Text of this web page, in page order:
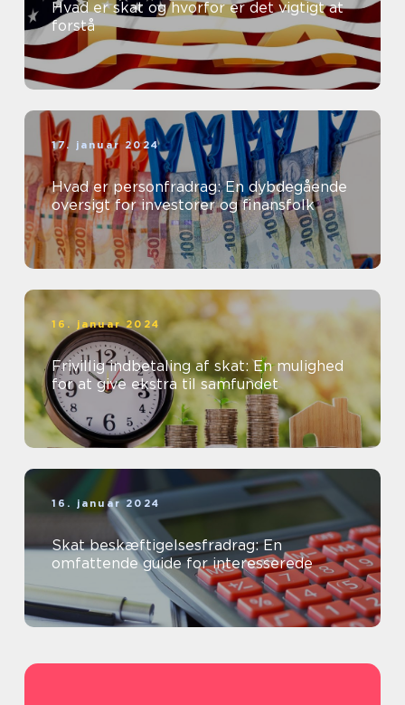
Hvad er skat og hvorfor er det vigtigt at
forstå
17. januar 2024
Hvad er personfradrag: En dybdegående
oversigt for investorer og finansfolk
16. januar 2024
Frivillig indbetaling af skat: En mulighed
for at give ekstra til samfundet
16. januar 2024
Skat beskæftigelsesfradrag: En
omfattende guide for interesserede